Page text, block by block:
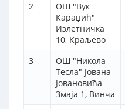
2
ОШ "Вук
Караџић"
Излетничка
10, Краљево
3
ОШ "Никола
Тесла" Јована
Јовановића
Змаја 1, Винча